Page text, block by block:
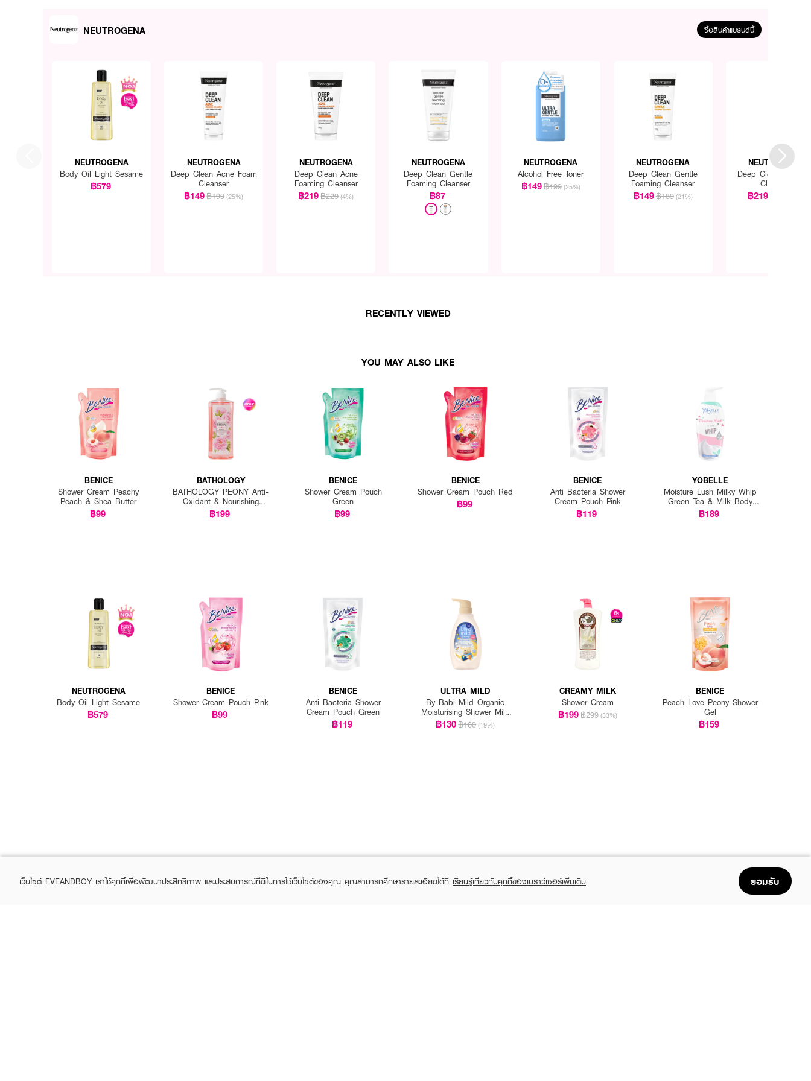
NEUTROGENA ซื้อสินค้าแบรนด์นี้
NEUTROGENA
Body Oil Light Sesame
฿579
NEUTROGENA
Deep Clean Acne Foam
Cleanser
฿149฿199 (25%)
NEUTROGENA
Deep Clean Acne
Foaming Cleanser
฿219฿229 (4%)
NEUTROGENA
Deep Clean Gentle
Foaming Cleanser
฿87
NEUTROGENA
Alcohol Free Toner
฿149฿199 (25%)
NEUTROGENA
Deep Clean Gentle
Foaming Cleanser
฿149฿189 (21%)
NEUTROGENA
Deep Clean
Cleanser
฿219
RECENTLY VIEWED
YOU MAY ALSO LIKE
BENICE
Shower Cream Peachy
Peach & Shea Butter
฿99
BATHOLOGY
BATHOLOGY PEONY Anti-
Oxidant & Nourishing
Shower Gel
฿199
BENICE
Shower Cream Pouch
Green
฿99
BENICE
Shower Cream Pouch Red
฿99
BENICE
Anti Bacteria Shower
Cream Pouch Pink
฿119
YOBELLE
Moisture Lush Milky Whip
Green Tea & Milk Body
Wash
฿189
NEUTROGENA
Body Oil Light Sesame
฿579
BENICE
Shower Cream Pouch Pink
฿99
BENICE
Anti Bacteria Shower
Cream Pouch Green
฿119
ULTRA MILD
By Babi Mild Organic
Moisturising Shower Milk
Bedtime Story
฿130฿160 (19%)
CREAMY MILK
Shower Cream
฿199฿299 (33%)
BENICE
Peach Love Peony Shower
Gel
฿159
เว็บไซต์ EVEANDBOY เราใช้คุกกี้เพื่อพัฒนาประสิทธิภาพ และประสบการณ์ที่ดีในการใช้เว็บไซต์ของคุณ คุณสามารถศึกษารายละเอียดได้ที่ เรียนรู้เกี่ยวกับคุกกี้ของเบราว์เซอร์เพิ่มเติม ยอมรับ